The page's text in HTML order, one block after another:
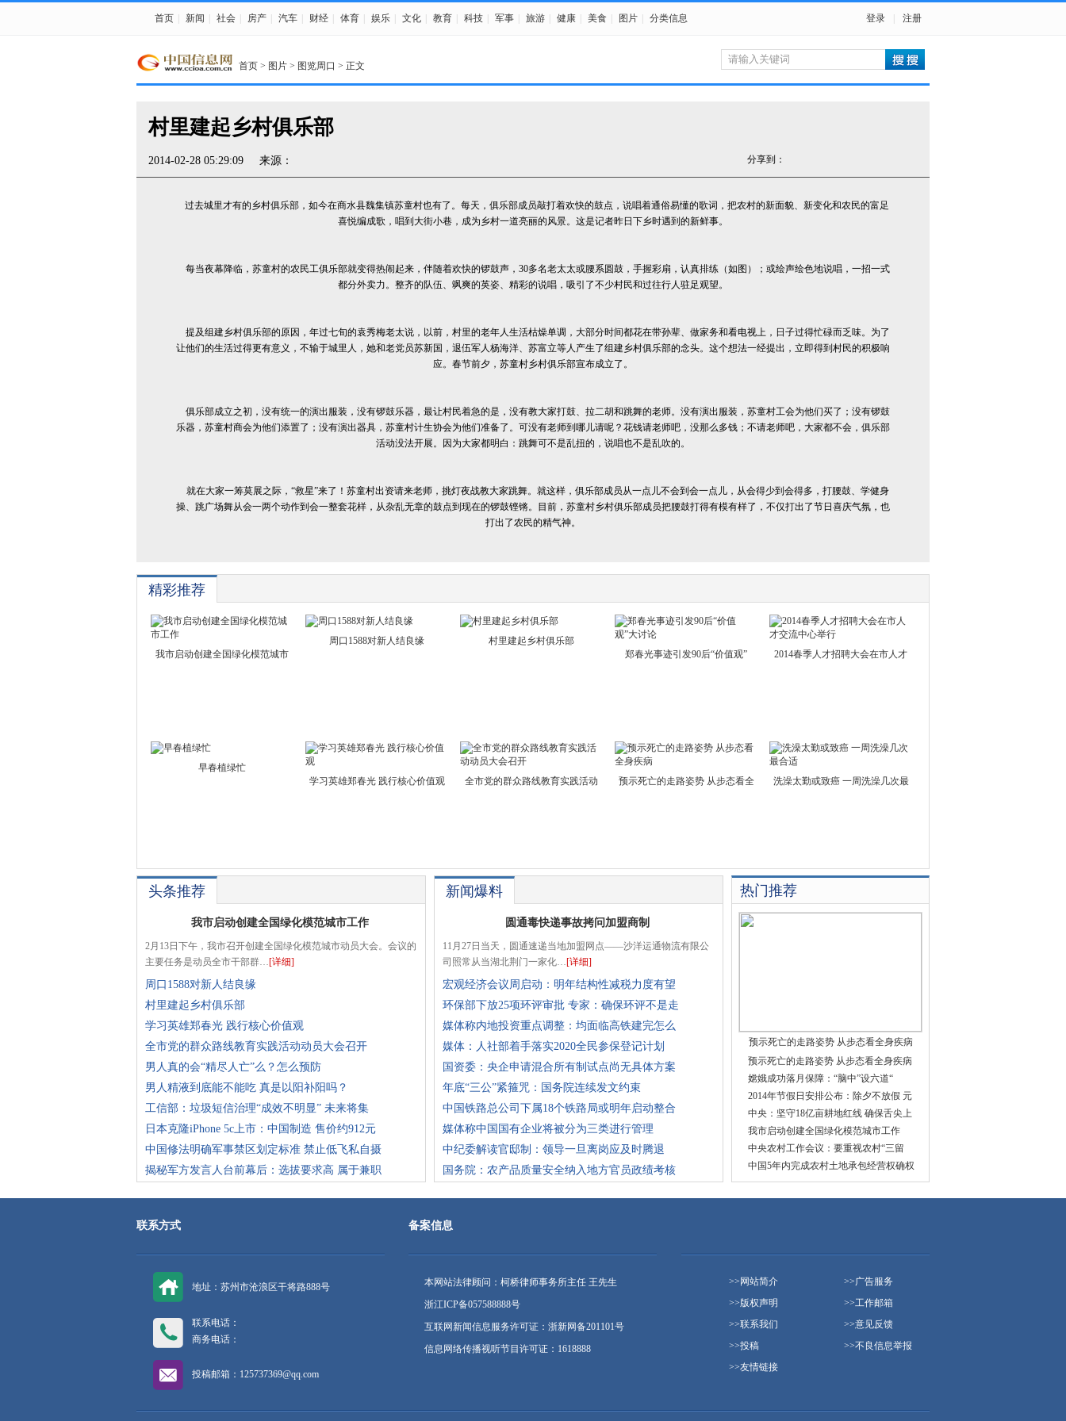
首页 新闻 社会 房产 汽车 财经 体育 娱乐 文化 教育 科技 军事 旅游 健康 美食 图片 分类信息 登录 注册
首页 > 图片 > 图览周口 > 正文
村里建起乡村俱乐部
2014-02-28 05:29:09 来源： 分享到：
过去城里才有的乡村俱乐部，如今在商水县魏集镇苏童村也有了。每天，俱乐部成员敲打着欢快的鼓点，说唱着通俗易懂的歌词，把农村的新面貌、新变化和农民的富足
喜悦编成歌，唱到大街小巷，成为乡村一道亮丽的风景。这是记者昨日下乡时遇到的新鲜事。
每当夜幕降临，苏童村的农民工俱乐部就变得热闹起来，伴随着欢快的锣鼓声，30多名老太太或腰系圆鼓，手握彩扇，认真排练（如图）；或绘声绘色地说唱，一招一式
都分外卖力。整齐的队伍、飒爽的英姿、精彩的说唱，吸引了不少村民和过往行人驻足观望。
提及组建乡村俱乐部的原因，年过七旬的袁秀梅老太说，以前，村里的老年人生活枯燥单调，大部分时间都花在带孙辈、做家务和看电视上，日子过得忙碌而乏味。为了
让他们的生活过得更有意义，不输于城里人，她和老党员苏新国，退伍军人杨海洋、苏富立等人产生了组建乡村俱乐部的念头。这个想法一经提出，立即得到村民的积极响
应。春节前夕，苏童村乡村俱乐部宣布成立了。
俱乐部成立之初，没有统一的演出服装，没有锣鼓乐器，最让村民着急的是，没有教大家打鼓、拉二胡和跳舞的老师。没有演出服装，苏童村工会为他们买了；没有锣鼓
乐器，苏童村商会为他们添置了；没有演出器具，苏童村计生协会为他们准备了。可没有老师到哪儿请呢？花钱请老师吧，没那么多钱；不请老师吧，大家都不会，俱乐部
活动没法开展。因为大家都明白：跳舞可不是乱扭的，说唱也不是乱吹的。
就在大家一筹莫展之际，“救星”来了！苏童村出资请来老师，挑灯夜战教大家跳舞。就这样，俱乐部成员从一点儿不会到会一点儿，从会得少到会得多，打腰鼓、学健身
操、跳广场舞从会一两个动作到会一整套花样，从杂乱无章的鼓点到现在的锣鼓铿锵。目前，苏童村乡村俱乐部成员把腰鼓打得有模有样了，不仅打出了节日喜庆气氛，也
打出了农民的精气神。
精彩推荐
我市启动创建全国绿化模范城市
周口1588对新人结良缘
村里建起乡村俱乐部
郑春光事迹引发90后“价值观”
2014春季人才招聘大会在市人才
早春植绿忙
学习英雄郑春光 践行核心价值观
全市党的群众路线教育实践活动 预示死亡的走路姿势 从步态看全 洗澡太勤或致癌 一周洗澡几次最
头条推荐
我市启动创建全国绿化模范城市工作
2月13日下午，我市召开创建全国绿化模范城市动员大会。会议的
主要任务是动员全市干部群…[详细]
周口1588对新人结良缘
村里建起乡村俱乐部
学习英雄郑春光 践行核心价值观
全市党的群众路线教育实践活动动员大会召开
男人真的会“精尽人亡”么？怎么预防
男人精液到底能不能吃 真是以阳补阳吗？
工信部：垃圾短信治理“成效不明显” 未来将集
日本克隆iPhone 5c上市：中国制造 售价约912元
中国修法明确军事禁区划定标准 禁止低飞私自摄
揭秘军方发言人台前幕后：选拔要求高 属于兼职
新闻爆料
圆通毒快递事故拷问加盟商制
11月27日当天，圆通速递当地加盟网点——沙洋运通物流有限公
司照常从当湖北荆门一家化…[详细]
宏观经济会议周启动：明年结构性减税力度有望
环保部下放25项环评审批 专家：确保环评不是走
媒体称内地投资重点调整：均面临高铁建完怎么
媒体：人社部着手落实2020全民参保登记计划
国资委：央企申请混合所有制试点尚无具体方案
年底“三公”紧箍咒：国务院连续发文约束
中国铁路总公司下属18个铁路局或明年启动整合
媒体称中国国有企业将被分为三类进行管理
中纪委解读官邸制：领导一旦离岗应及时腾退
国务院：农产品质量安全纳入地方官员政绩考核
热门推荐
预示死亡的走路姿势 从步态看全身疾病
预示死亡的走路姿势 从步态看全身疾病
嫦娥成功落月保障：“脑中”设六道“
2014年节假日安排公布：除夕不放假 元
中央：坚守18亿亩耕地红线 确保舌尖上
我市启动创建全国绿化模范城市工作
中央农村工作会议：要重视农村“三留
中国5年内完成农村土地承包经营权确权
联系方式
地址：苏州市沧浪区干将路888号
联系电话：
商务电话：
投稿邮箱：125737369@qq.com
备案信息
本网站法律顾问：柯桥律师事务所主任 王先生
浙江ICP备057588888号
互联网新闻信息服务许可证：浙新网备201101号
信息网络传播视听节目许可证：1618888
>> 网站简介 >>广告服务
>>版权声明 >>工作邮箱
>>联系我们 >>意见反馈
>>投稿 >>不良信息举报
>>友情链接